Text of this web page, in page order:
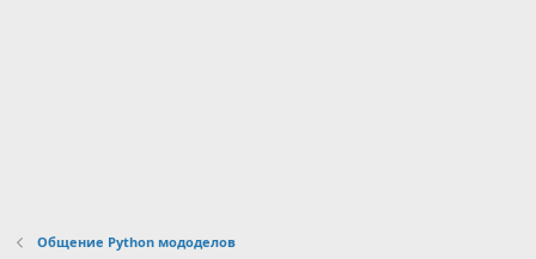
Общение Python мододелов